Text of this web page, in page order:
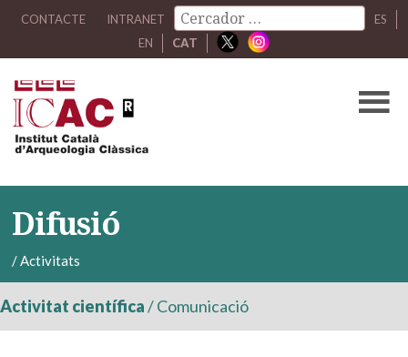
CONTACTE INTRANET
ES
EN
CAT
Difusió
/Activitats
Activitat científica/Comunicació